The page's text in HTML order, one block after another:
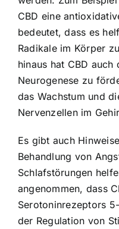
CBD eine
bedeutet, dass es
Radikale im Körper
hinaus hat CBD
Neurogenese zu
das Wachstum und
Nervenzellen im
Es gibt auch
Behandlung von
Schlafstörungen
angenommen, dass
Serotoninrezeptors
der Regulation von